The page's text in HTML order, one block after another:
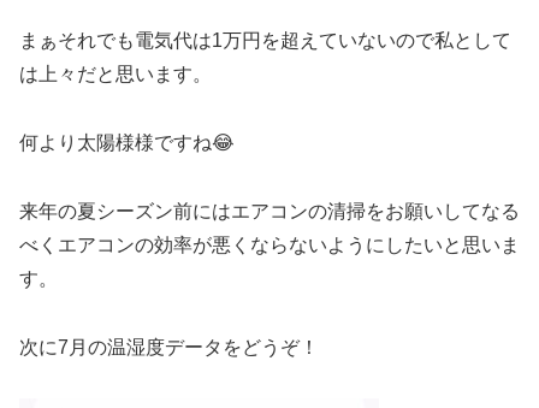
まぁそれでも電気代は1万円を超えていないので私として
は上々だと思います。
何より太陽様様ですね😂
来年の夏シーズン前にはエアコンの清掃をお願いしてなる
べくエアコンの効率が悪くならないようにしたいと思いま
す。
次に7月の温湿度データをどうぞ！